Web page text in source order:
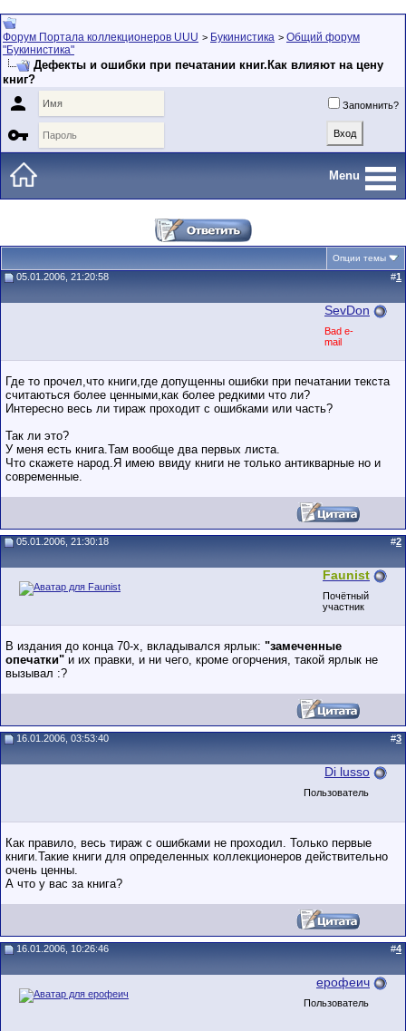
Форум Портала коллекционеров UUU > Букинистика > Общий форум
"Букинистика"
Дефекты и ошибки при печатании книг.Как влияют на цену
книг?
 Запомнить?

Menu
Опции темы
05.01.2006, 21:20:58 #1
SevDon
Bad e-
mail
Где то прочел,что книги,где допущенны ошибки при печатании текста
считаються более ценными,как более редкими что ли?
Интересно весь ли тираж проходит с ошибками или часть?
Так ли это?
У меня есть книга.Там вообще два первых листа.
Что скажете народ.Я имею ввиду книги не только антикварные но и
современные.
05.01.2006, 21:30:18 #2
Faunist
Почётный
участник
В издания до конца 70-х, вкладывался ярлык: "замеченные
опечатки" и их правки, и ни чего, кроме огорчения, такой ярлык не
вызывал :?
16.01.2006, 03:53:40 #3
Di lusso
Пользователь
Как правило, весь тираж с ошибками не проходил. Только первые
книги.Такие книги для определенных коллекционеров действительно
очень ценны.
А что у вас за книга?
16.01.2006, 10:26:46 #4
ерофеич
Пользователь